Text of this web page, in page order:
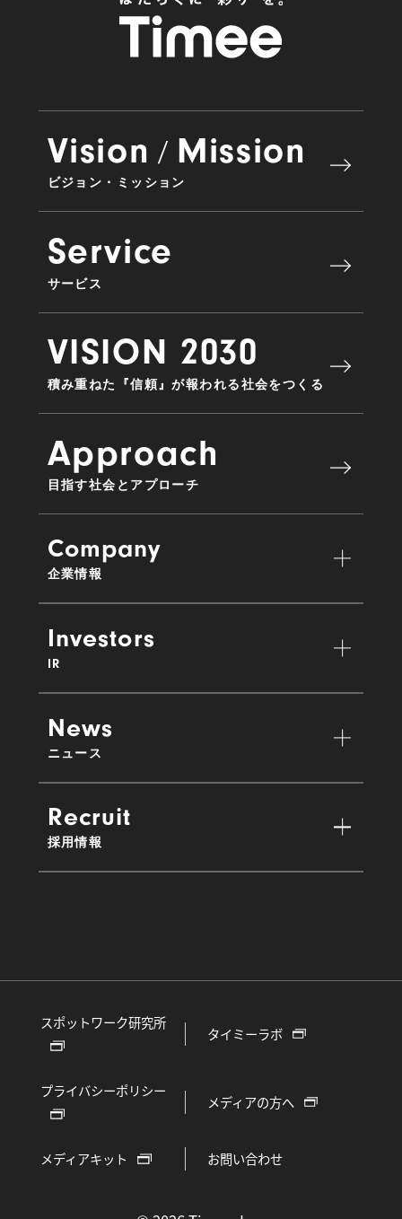
Vision / Mission
ビジョン・ミッション
Service
サービス
VISION 2030
積み重ねた『信頼』が報われる社会をつくる
Approach
目指す社会とアプローチ
Company
企業情報
Investors
IR
News
ニュース
Recruit
採用情報
スポットワーク研究所
タイミーラボ
プライバシーポリシー
メディアの方へ
メディアキット お問い合わせ